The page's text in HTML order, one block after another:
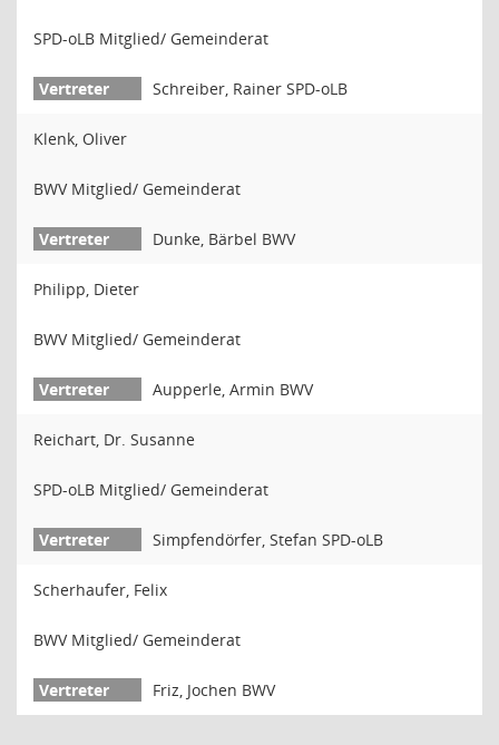
SPD-oLB Mitglied/ Gemeinderat
Schreiber, Rainer SPD-oLB
Klenk, Oliver
BWV Mitglied/ Gemeinderat
Dunke, Bärbel BWV
Philipp, Dieter
BWV Mitglied/ Gemeinderat
Aupperle, Armin BWV
Reichart, Dr. Susanne
SPD-oLB Mitglied/ Gemeinderat
Simpfendörfer, Stefan SPD-oLB
Scherhaufer, Felix
BWV Mitglied/ Gemeinderat
Friz, Jochen BWV